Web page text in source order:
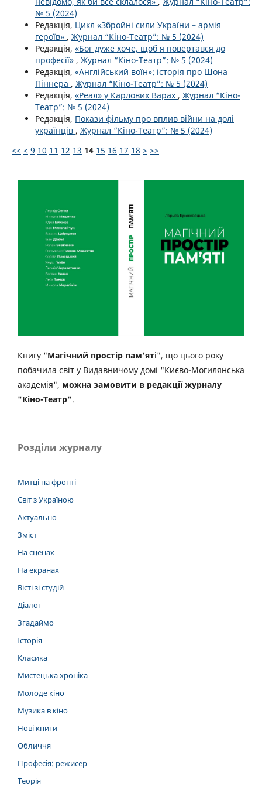
№ 5 (2024)
Редакція, Цикл «Збройні сили України – армія
героїв» , Журнал “Кіно-Театр”: № 5 (2024)
Редакція, «Бог дуже хоче, щоб я повертався до
професії» , Журнал “Кіно-Театр”: № 5 (2024)
Редакція, «Англійський воїн»: історія про Шона
Піннера , Журнал “Кіно-Театр”: № 5 (2024)
Редакція, «Реал» у Карлових Варах , Журнал “Кіно-
Театр”: № 5 (2024)
Редакція, Покази фільму про вплив війни на долі
українців , Журнал “Кіно-Театр”: № 5 (2024)
<< < 9 10 11 12 13 14 15 16 17 18 > >>
Книгу "Магічний простір пам'яті", що цього року
побачила світ у Видавничому домі "Києво-Могилянська
академія", можна замовити в редакції журналу
"Кіно-Театр".
Розділи журналу
Митці на фронті
Світ з Україною
Актуально
Зміст
На сценах
На екранах
Вісті зі студій
Діалог
Згадаймо
Історія
Класика
Мистецька хроніка
Молоде кіно
Музика в кіно
Нові книги
Обличчя
Професія: режисер
Теорія